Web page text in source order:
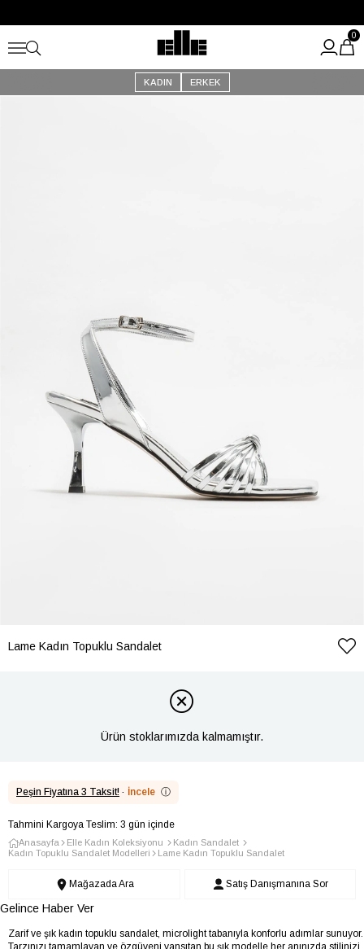
Kargo Ücretsiz!
KADIN ERKEK
0
Lame Kadın Topuklu Sandalet
Ürün stoklarımızda kalmamıştır.
Peşin Fiyatına 3 Taksit! · İncele ⓘ
Tahmini Kargoya Teslim: 3 gün içinde
Anasayfa Elle Kadın Koleksiyonu
Kadın Sandalet
Kadın Topuklu Sandalet Modelleri
Lame Kadın Topuklu Sandalet
Mağazada Ara Satış Danışmanına Sor
Gelince Haber Ver
Zarif ve şık kadın topuklu sandalet, microlight tabanıyla konforlu adımlar sunuyor.
Tarzınızı tamamlayan ve özgüveni yansıtan bu şık modelle her anınızda stilinizi